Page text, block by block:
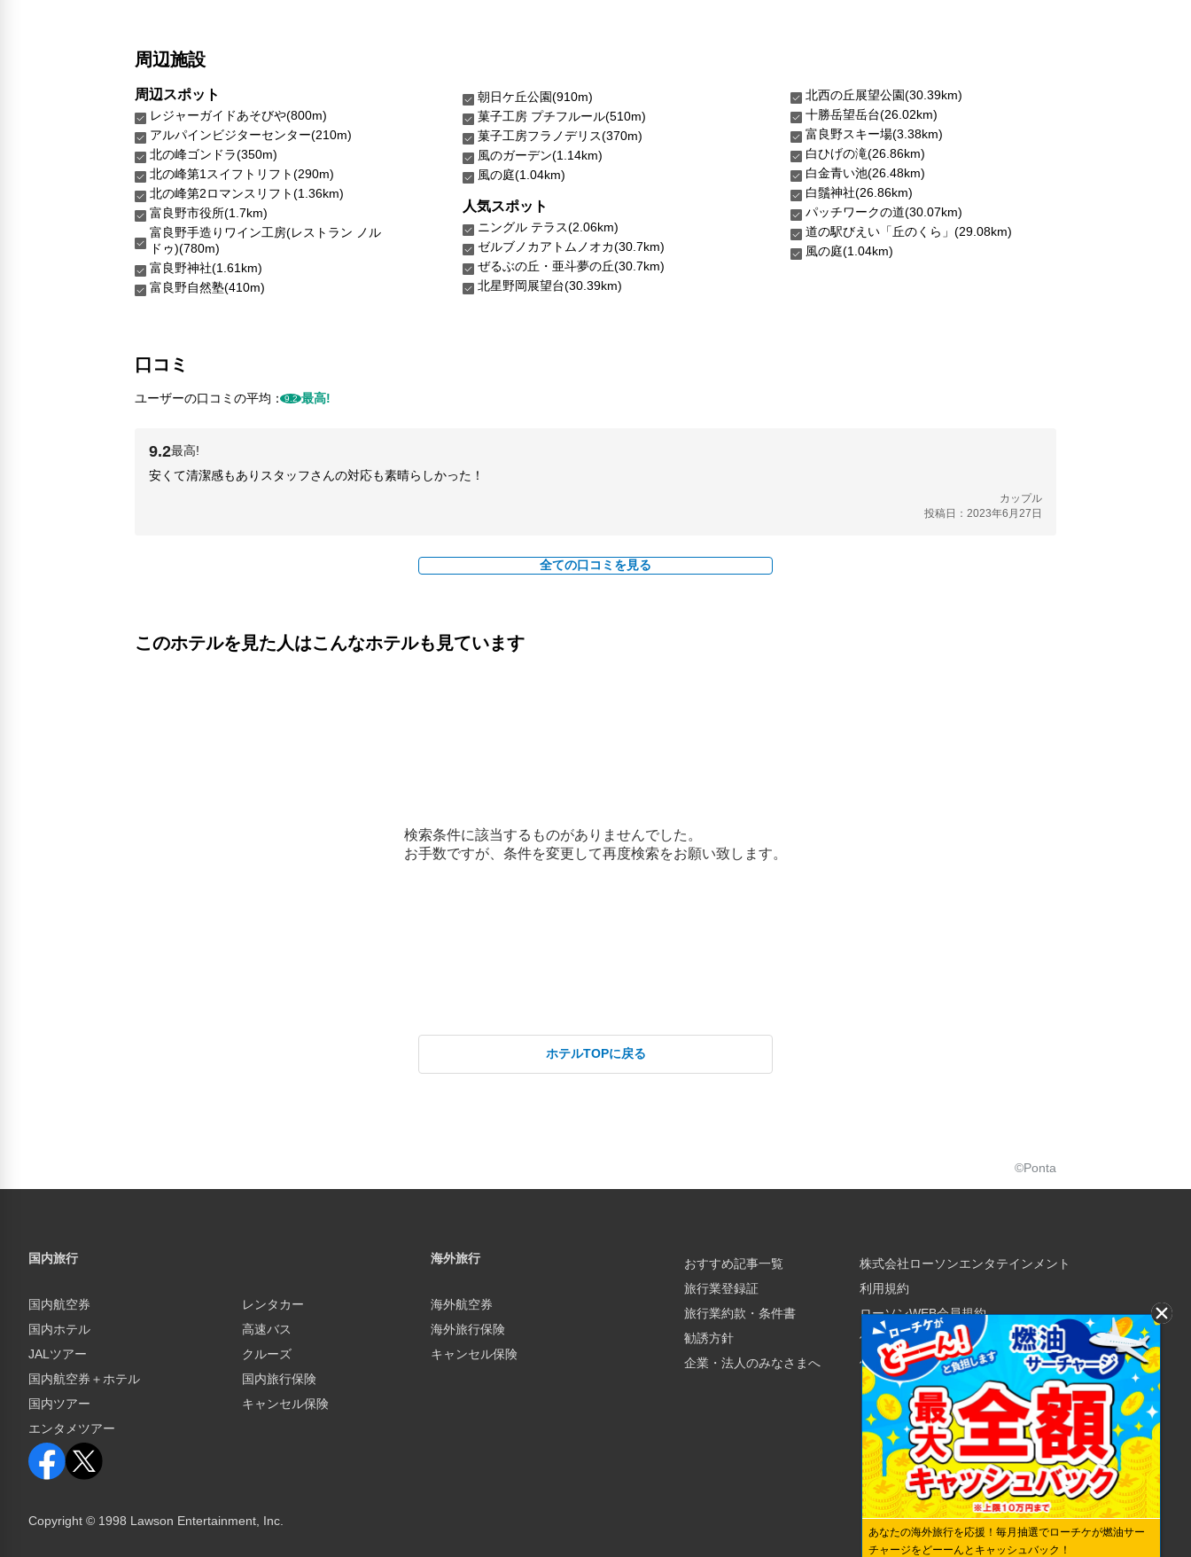
周辺施設
周辺スポット
レジャーガイドあそびや(800m)
アルパインビジターセンター(210m)
北の峰ゴンドラ(350m)
北の峰第1スイフトリフト(290m)
北の峰第2ロマンスリフト(1.36km)
富良野市役所(1.7km)
富良野手造りワイン工房(レストラン ノル
ドゥ)(780m)
富良野神社(1.61km)
富良野自然塾(410m)
朝日ケ丘公園(910m)
菓子工房 プチフルール(510m)
菓子工房フラノデリス(370m)
風のガーデン(1.14km)
風の庭(1.04km)
人気スポット
ニングル テラス(2.06km)
ゼルブノカアトムノオカ(30.7km)
ぜるぶの丘・亜斗夢の丘(30.7km)
北星野岡展望台(30.39km)
北西の丘展望公園(30.39km)
十勝岳望岳台(26.02km)
富良野スキー場(3.38km)
白ひげの滝(26.86km)
白金青い池(26.48km)
白鬚神社(26.86km)
パッチワークの道(30.07km)
道の駅びえい「丘のくら」(29.08km)
風の庭(1.04km)
口コミ
ユーザーの口コミの平均：9.2 最高!
9.2最高!
安くて清潔感もありスタッフさんの対応も素晴らしかった！
カップル
投稿日：2023年6月27日
全ての口コミを見る
このホテルを見た人はこんなホテルも見ています
ホテルTOPに戻る
©Ponta
国内旅行
国内航空券
国内ホテル
JALツアー
国内航空券＋ホテル
国内ツアー
エンタメツアー
レンタカー
高速バス
クルーズ
国内旅行保険
キャンセル保険
海外旅行
海外航空券
海外旅行保険
キャンセル保険
おすすめ記事一覧
旅行業登録証
旅行業約款・条件書
勧誘方針
企業・法人のみなさまへ
株式会社ローソンエンタテインメント
利用規約
ローソンWEB会員規約
個人情報の取り扱いについて
個人情報保護方針
Copyright © 1998 Lawson Entertainment, Inc.
あなたの海外旅行を応援！毎月抽選でローチケが燃油サー
チャージをどーーんとキャッシュバック！